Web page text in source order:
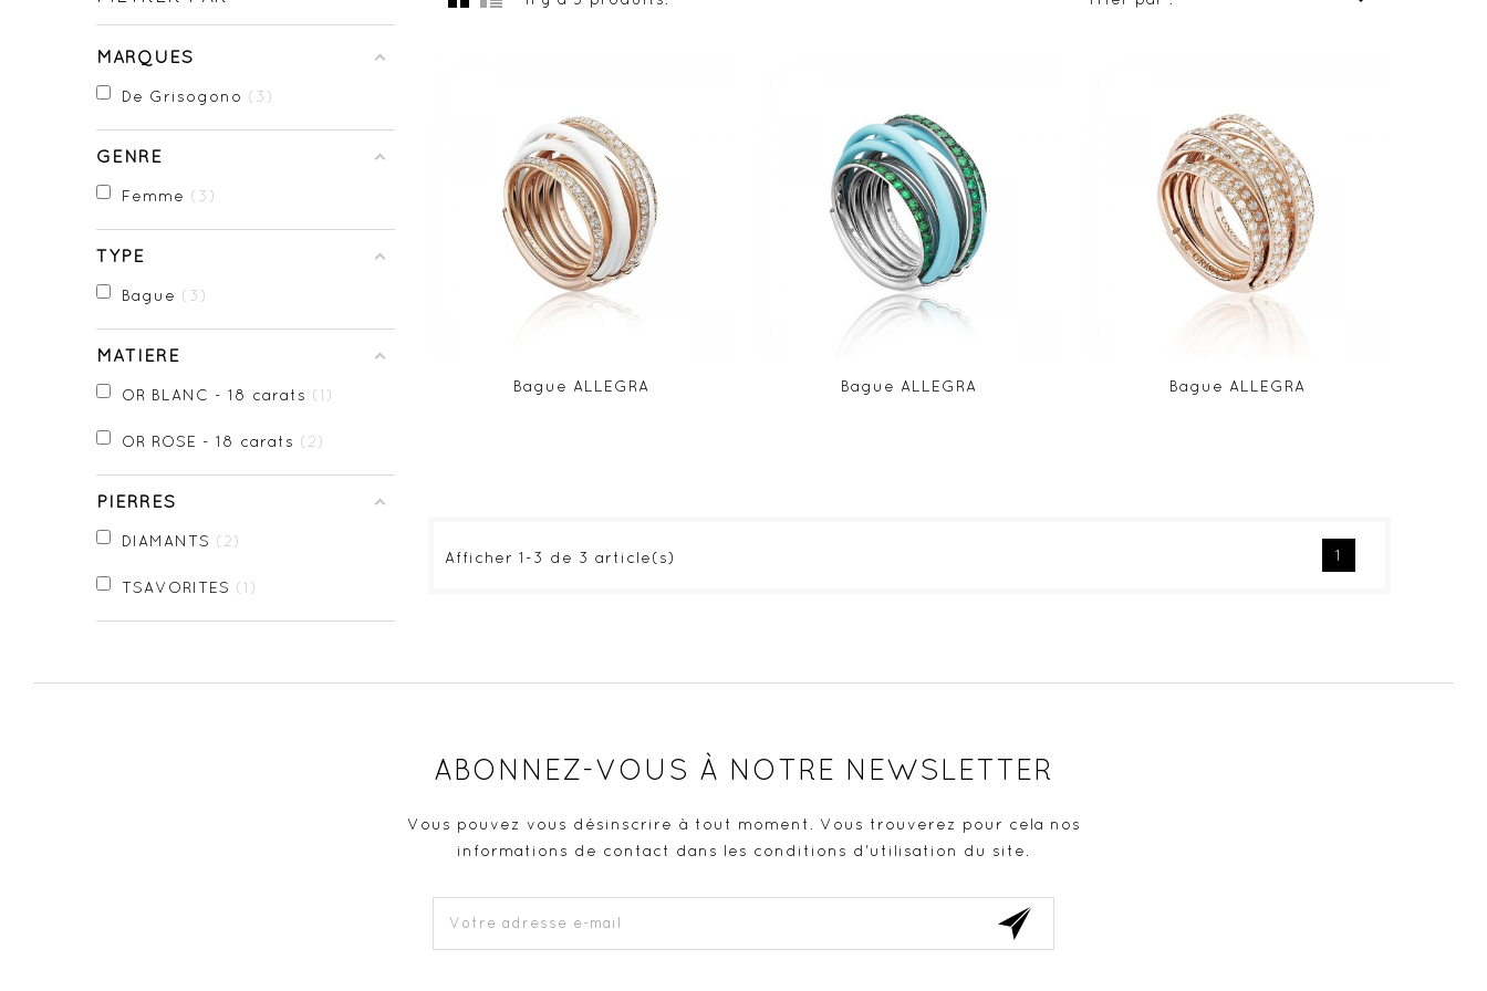
MARQUES
De Grisogono 3
GENRE
Femme 3
TYPE
Bague 3
MATIÈRE
OR BLANC - 18 carats 1
OR ROSE - 18 carats 2
PIERRES
DIAMANTS 2
TSAVORITES 1
Bague ALLEGRA Bague ALLEGRA Bague ALLEGRA
Afficher 1-3 de 3 article(s) 1
ABONNEZ-VOUS À NOTRE NEWSLETTER
Vous pouvez vous désinscrire à tout moment. Vous trouverez pour cela nos
informations de contact dans les conditions d'utilisation du site.